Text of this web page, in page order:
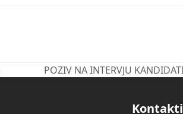
next
POZIV NA INTERVJU